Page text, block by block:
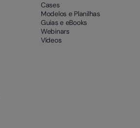
Cases
Modelos e Planilhas
Guias e eBooks
Webinars
Vídeos